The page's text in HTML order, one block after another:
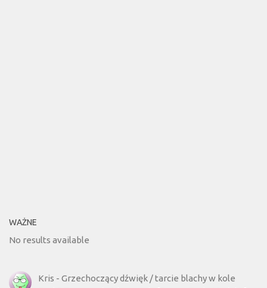
WAŻNE
No results available
Kris - Grzechoczący dźwięk / tarcie blachy w kole